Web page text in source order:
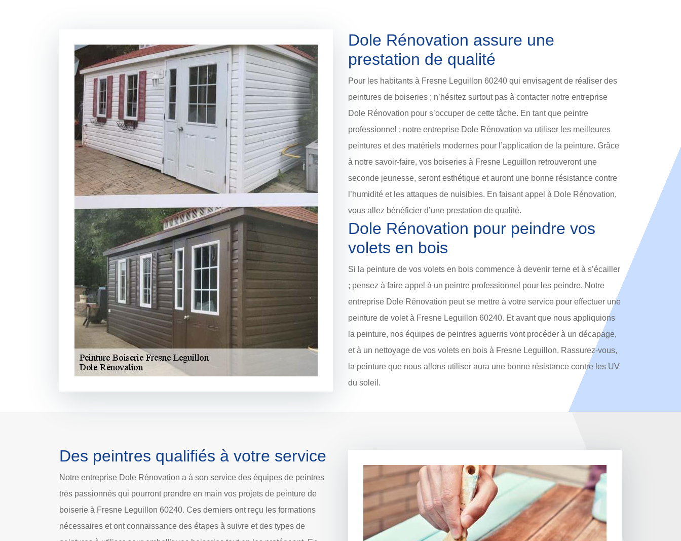
Dole Rénovation assure une
prestation de qualité
Pour les habitants à Fresne Leguillon 60240 qui envisagent de réaliser des
peintures de boiseries ; n’hésitez surtout pas à contacter notre entreprise
Dole Rénovation pour s’occuper de cette tâche. En tant que peintre
professionnel ; notre entreprise Dole Rénovation va utiliser les meilleures
peintures et des matériels modernes pour l’application de la peinture. Grâce
à notre savoir-faire, vos boiseries à Fresne Leguillon retrouveront une
seconde jeunesse, seront esthétique et auront une bonne résistance contre
l’humidité et les attaques de nuisibles. En faisant appel à Dole Rénovation,
vous allez bénéficier d’une prestation de qualité.
Dole Rénovation pour peindre vos
volets en bois
Si la peinture de vos volets en bois commence à devenir terne et à s’écailler
; pensez à faire appel à un peintre professionnel pour les peindre. Notre
entreprise Dole Rénovation peut se mettre à votre service pour effectuer une
peinture de volet à Fresne Leguillon 60240. Et avant que nous appliquions
la peinture, nos équipes de peintres aguerris vont procéder à un décapage,
et à un nettoyage de vos volets en bois à Fresne Leguillon. Rassurez-vous,
la peinture que nous allons utiliser aura une bonne résistance contre les UV
du soleil.
Des peintres qualifiés à votre service
Notre entreprise Dole Rénovation a à son service des équipes de peintres
très passionnés qui pourront prendre en main vos projets de peinture de
boiserie à Fresne Leguillon 60240. Ces derniers ont reçu les formations
nécessaires et ont connaissance des étapes à suivre et des types de